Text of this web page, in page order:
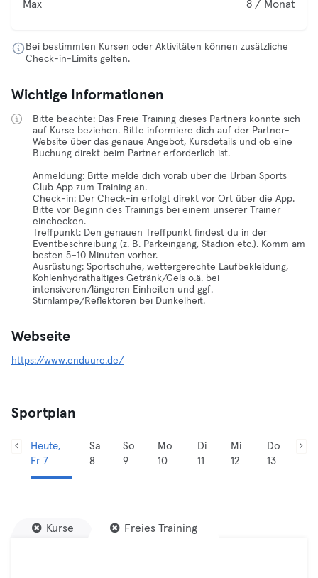
Max 8 / Monat
Bei bestimmten Kursen oder Aktivitäten können zusätzliche
Check-in-Limits gelten.
Wichtige Informationen
Bitte beachte: Das Freie Training dieses Partners könnte sich
auf Kurse beziehen. Bitte informiere dich auf der Partner-
Website über das genaue Angebot, Kursdetails und ob eine
Buchung direkt beim Partner erforderlich ist.
Anmeldung: Bitte melde dich vorab über die Urban Sports
Club App zum Training an.
Check-in: Der Check-in erfolgt direkt vor Ort über die App.
Bitte vor Beginn des Trainings bei einem unserer Trainer
einchecken.
Treffpunkt: Den genauen Treffpunkt findest du in der
Eventbeschreibung (z. B. Parkeingang, Stadion etc.). Komm am
besten 5–10 Minuten vorher.
Ausrüstung: Sportschuhe, wettergerechte Laufbekleidung,
Kohlenhydrathaltiges Getränk/Gels o.ä. bei
intensiveren/längeren Einheiten und ggf.
Stirnlampe/Reflektoren bei Dunkelheit.
Webseite
https://www.enduure.de/
Sportplan
Heute,
Fr 7
Sa
8
So
9
Mo
10
Di
11
Mi
12
Do
13
Kurse Freies Training